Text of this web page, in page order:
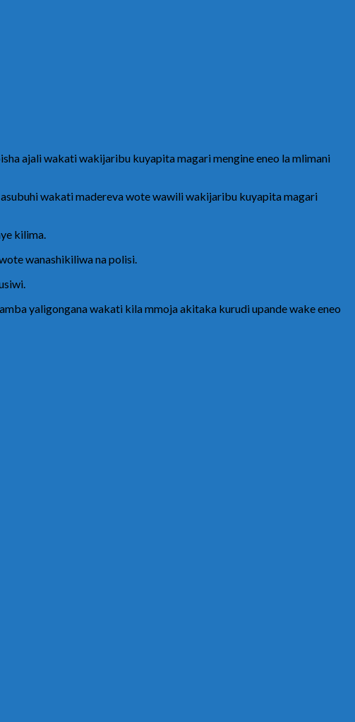
ajali wakati wakijaribu kuyapita magari mengine eneo la mlimani
wakati madereva wote wawili wakijaribu kuyapita magari
kilima.
wanashikiliwa na polisi.
yaligongana wakati kila mmoja akitaka kurudi upande wake eneo